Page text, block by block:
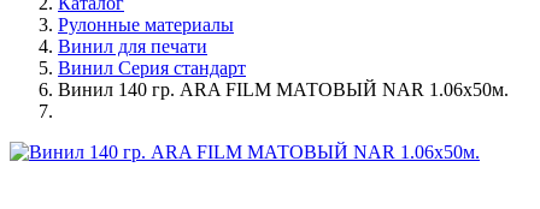
Рулонные материалы
Винил для печати
Винил Серия стандарт
Винил 140 гр. ARA FILM МАТОВЫЙ NAR 1.06х50м.